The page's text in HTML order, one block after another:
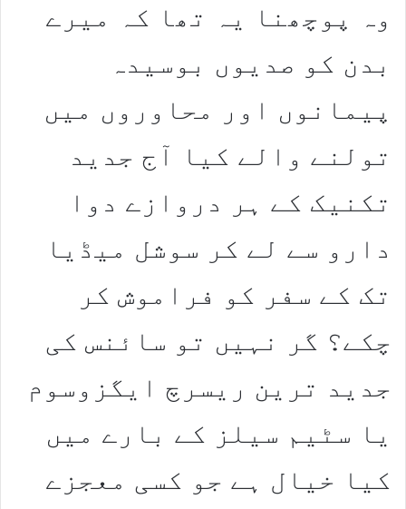
وہ پوچھنا یہ تھا کہ میرے
بدن کو صدیوں بوسیدہ
پیمانوں اور محاوروں میں
تولنے والے کیا آج جدید
تکنیک کے ہر دروازے دوا
دارو سے لے کر سوشل میڈیا
تک کے سفر کو فراموش کر
چکے؟ گر نہیں تو سائنس کی
جدید ترین ریسرچ ایگزوسوم
یا سٹیم سیلز کے بارے میں
کیا خیال ہے جو کسی معجزے